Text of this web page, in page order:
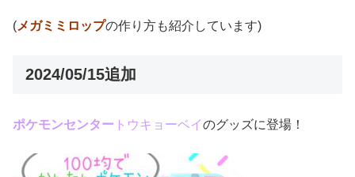
(メガミミロップの作り方も紹介しています)
2024/05/15追加
ポケモンセンター トウキョーベイのグッズに登場！